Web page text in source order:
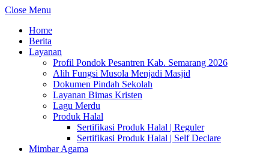
Close Menu
Home
Berita
Layanan
Profil Pondok Pesantren Kab. Semarang 2026
Alih Fungsi Musola Menjadi Masjid
Dokumen Pindah Sekolah
Layanan Bimas Kristen
Lagu Merdu
Produk Halal
Sertifikasi Produk Halal | Reguler
Sertifikasi Produk Halal | Self Declare
Mimbar Agama